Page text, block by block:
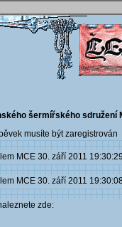
šermířského sdružení
musíte být
MCE 30. září 2011
MCE 30. září 2011
zde: